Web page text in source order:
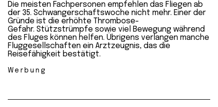
Die meisten Fachpersonen empfehlen das Fliegen ab
der 35. Schwangerschaftswoche nicht mehr. Einer der
Gründe ist die erhöhte Thrombose-
Gefahr. Stützstrümpfe sowie viel Bewegung während
des Fluges können helfen. Übrigens verlangen manche
Fluggesellschaften ein Arztzeugnis, das die
Reisefähigkeit bestätigt.
Werbung